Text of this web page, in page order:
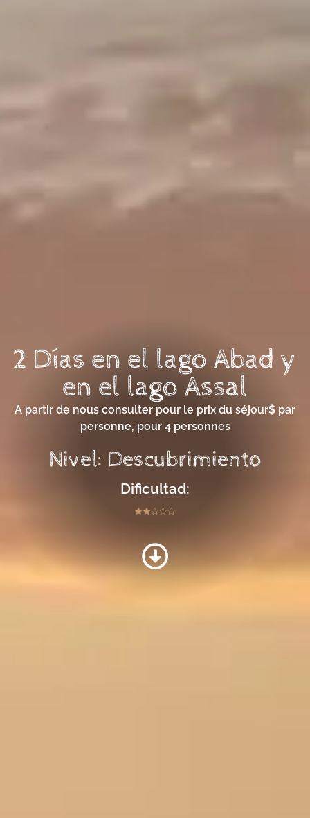
2 Días en el lago Abad y
en el lago Assal
A partir de nous consulter pour le prix du séjour$ par
personne, pour 4 personnes
Nivel: Descubrimiento
Dificultad: